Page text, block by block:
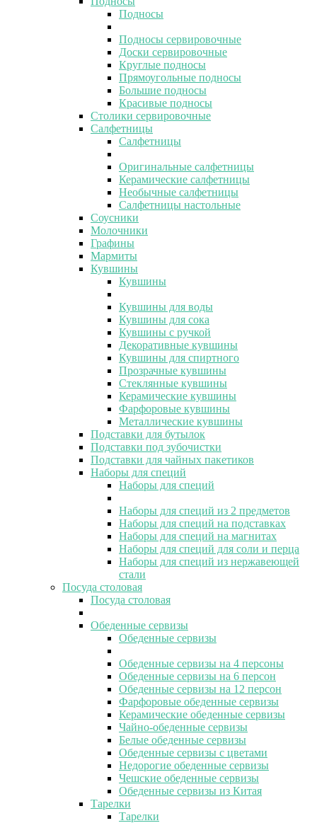
Подносы
Подносы сервировочные
Доски сервировочные
Круглые подносы
Прямоугольные подносы
Большие подносы
Красивые подносы
Столики сервировочные
Салфетницы
Салфетницы
Оригинальные салфетницы
Керамические салфетницы
Необычные салфетницы
Салфетницы настольные
Соусники
Молочники
Графины
Мармиты
Кувшины
Кувшины
Кувшины для воды
Кувшины для сока
Кувшины с ручкой
Декоративные кувшины
Кувшины для спиртного
Прозрачные кувшины
Стеклянные кувшины
Керамические кувшины
Фарфоровые кувшины
Металлические кувшины
Подставки для бутылок
Подставки под зубочистки
Подставки для чайных пакетиков
Наборы для специй
Наборы для специй
Наборы для специй из 2 предметов
Наборы для специй на подставках
Наборы для специй на магнитах
Наборы для специй для соли и перца
Наборы для специй из нержавеющей
стали
Посуда столовая
Посуда столовая
Обеденные сервизы
Обеденные сервизы
Обеденные сервизы на 4 персоны
Обеденные сервизы на 6 персон
Обеденные сервизы на 12 персон
Фарфоровые обеденные сервизы
Керамические обеденные сервизы
Чайно-обеденные сервизы
Белые обеденные сервизы
Обеденные сервизы с цветами
Недорогие обеденные сервизы
Чешские обеденные сервизы
Обеденные сервизы из Китая
Тарелки
Тарелки